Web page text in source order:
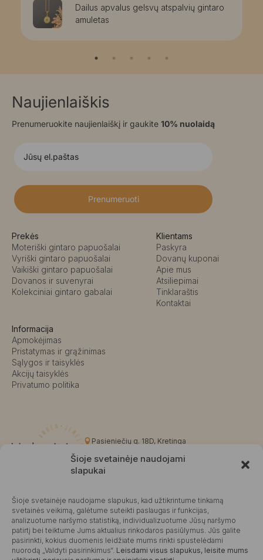
Šioje svetainėje naudojami
slapukai
Šioje svetainėje naudojame slapukus, kad užtikrintume tinkamą
svetainės veikimą, galėtume suteikti paslaugas ir funkcijas,
analizuotume naršymo statistiką, individualizuotume Jūsų naršymo
patirtį bei teiktume Jums aktualius rinkodaros pasiūlymus. Jūs galite
pasirinkti, kokius duomenis leidžiate mums rinkti spustelėdami
nuorodą „Valdyti pasirinkimus“. Leisdami visus slapukus, leisite mums
Dailus apvalus gelsvų atspalvių gintaro
amuletas
Naujienlaiškis
Prenumeruokite naujienlaiškį ir gaukite 10% nuolaidą
Prenumeruoti
Prekės
Moteriški gintaro papuošalai
Vyriški gintaro papuošalai
Vaikiški gintaro papuošalai
Dovanos ir suvenyrai
Kolekciniai gintaro gabalai
Klientams
Paskyra
Dovanų kuponai
Apie mus
Atsiliepimai
Tinklaraštis
Kontaktai
Informacija
Apmokėjimas
Pristatymas ir grąžinimas
Sąlygos ir taisyklės
Akcijų taisyklės
Privatumo politika
Pasieniečių g. 18D, Kretinga
info@kalvaite.lt
Kalvaitė
Produktų įvertinimas 4.99 / 5 Atsiliepimai